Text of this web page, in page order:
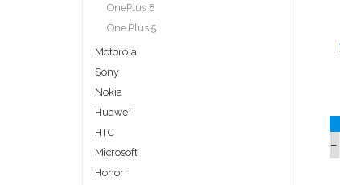
OnePlus 8
One Plus 5
Motorola
Sony
Nokia
Huawei
HTC
Microsoft
Honor